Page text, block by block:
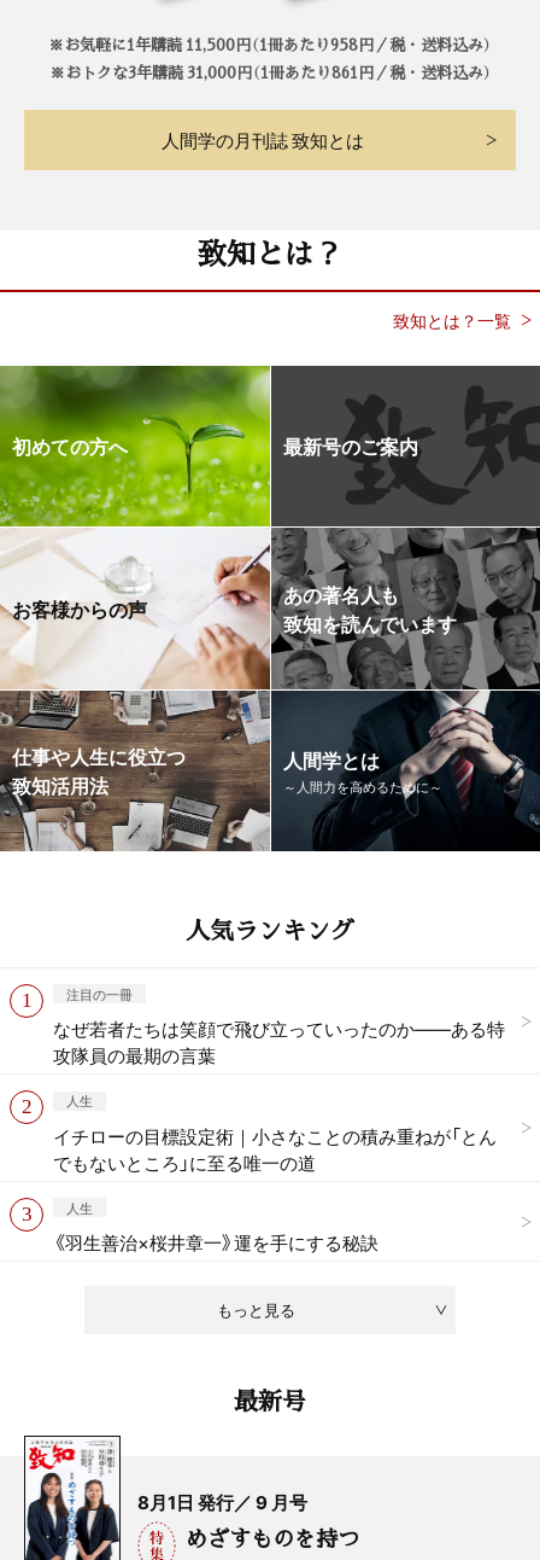
※お気軽に1年購読 11,500円（1冊あたり958円／税・送料込み）
※おトクな3年購読 31,000円（1冊あたり861円／税・送料込み）
人間学の月刊誌 致知とは
致知とは？
致知とは？一覧
初めての方へ 最新号のご案内
お客様からの声
あの著名人も
致知を読んでいます
仕事や人生に役立つ
致知活用法
人間学とは
～人間力を高めるために～
人気ランキング
もっと見る
注目の一冊
なぜ若者たちは笑顔で飛び立っていったのか——ある特
攻隊員の最期の言葉
人生
イチローの目標設定術｜小さなことの積み重ねが「とん
でもないところ」に至る唯一の道
人生
《羽生善治×桜井章一》運を手にする秘訣
最新号
8月1日 発行／ 9 月号
めざすものを持つ